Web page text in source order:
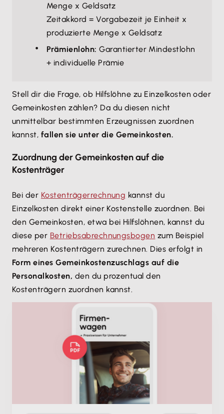
Menge x Geldsatz
Zeitakkord = Vorgabezeit je Einheit x
produzierte Menge x Geldsatz
Prämienlohn:Garantierter Mindestlohn
+ individuelle Prämie
Stell dir die Frage, ob Hilfslöhne zu Einzelkosten oder
Gemeinkosten zählen? Da du diesen nicht
unmittelbar bestimmten Erzeugnissen zuordnen
kannst, fallen sie unter die Gemeinkosten.
Zuordnung der Gemeinkosten auf die
Kostenträger
Bei der Kostenträgerrechnung kannst du
Einzelkosten direkt einer Kostenstelle zuordnen. Bei
den Gemeinkosten, etwa bei Hilfslöhnen, kannst du
diese per Betriebsabrechnungsbogen zum Beispiel
mehreren Kostenträgern zurechnen. Dies erfolgt in
Form eines Gemeinkostenzuschlags auf die
Personalkosten, den du prozentual den
Kostenträgern zuordnen kannst.